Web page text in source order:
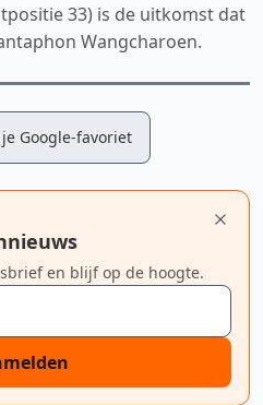
33) is de uitkomst dat
Wangcharoen.
Google-favoriet
en blijf op de hoogte.